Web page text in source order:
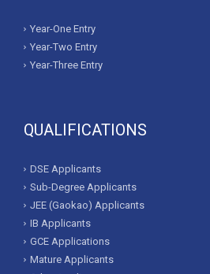
Year-One Entry
Year-Two Entry
Year-Three Entry
QUALIFICATIONS
DSE Applicants
Sub-Degree Applicants
JEE (Gaokao) Applicants
IB Applicants
GCE Applications
Mature Applicants